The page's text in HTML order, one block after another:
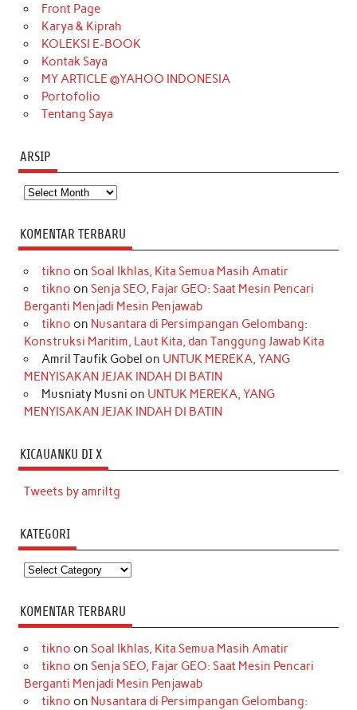
o
k
r
a
m
Front Page
Karya & Kiprah
KOLEKSI E-BOOK
Kontak Saya
MY ARTICLE @YAHOO INDONESIA
Portofolio
Tentang Saya
ARSIP
Arsip
KOMENTAR TERBARU
tikno on Soal Ikhlas, Kita Semua Masih Amatir
tikno on Senja SEO, Fajar GEO: Saat Mesin Pencari
Berganti Menjadi Mesin Penjawab
tikno on Nusantara di Persimpangan Gelombang:
Konstruksi Maritim, Laut Kita, dan Tanggung Jawab Kita
Amril Taufik Gobel on UNTUK MEREKA, YANG
MENYISAKAN JEJAK INDAH DI BATIN
Musniaty Musni on UNTUK MEREKA, YANG
MENYISAKAN JEJAK INDAH DI BATIN
KICAUANKU DI X
Tweets by amriltg
KATEGORI
Kategori
KOMENTAR TERBARU
tikno on Soal Ikhlas, Kita Semua Masih Amatir
tikno on Senja SEO, Fajar GEO: Saat Mesin Pencari
Berganti Menjadi Mesin Penjawab
tikno on Nusantara di Persimpangan Gelombang: